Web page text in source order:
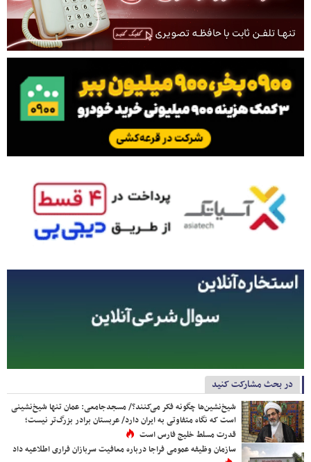
در بحث مشارکت کنید
شیخ‌نشین‌ها چگونه فکر می‌کنند؟/ مسجدجامعی: عمان تنها شیخ‌نشینی
است که نگاه متفاوتی به ایران دارد/ عربستان برادر بزرگ‌تر نیست؛
قدرت مسلط خلیج فارس است
سازمان وظیفه عمومی فراجا درباره معافیت سربازان فراری اطلاعیه داد